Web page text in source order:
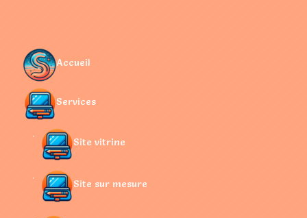
Accueil
Services
Site vitrine
Site sur mesure